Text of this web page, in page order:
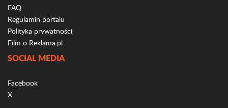
FAQ
Regulamin portalu
Polityka prywatności
Film o Reklama.pl
SOCIAL MEDIA
Facebook
X